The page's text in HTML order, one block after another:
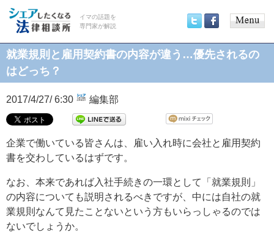
イマの話題を
専門家が解説
menu
就業規則と雇用契約書の内容が違う…優先されるの
はどっち？
2017/4/27/ 6:30 編集部
企業で働いている皆さんは、雇い入れ時に会社と雇用契約
書を交わしているはずです。
なお、本来であれば入社手続きの一環として「就業規則」
の内容についても説明されるべきですが、中には自社の就
業規則なんて見たことないという方もいらっしゃるのでは
ないでしょうか。